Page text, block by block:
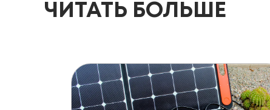
ЧИТАТЬ БОЛЬШЕ